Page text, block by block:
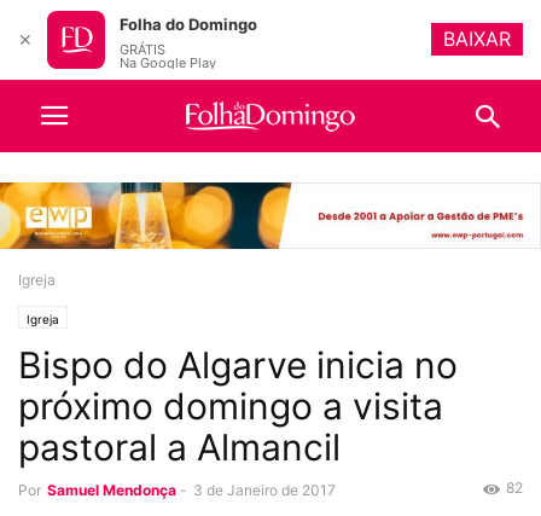
Igreja
Igreja
Bispo do Algarve inicia no
próximo domingo a visita
pastoral a Almancil
Por Samuel Mendonça - 3 de Janeiro de 2017 82
✕
Folha do Domingo
GRÁTIS
Na Google Play
BAIXAR